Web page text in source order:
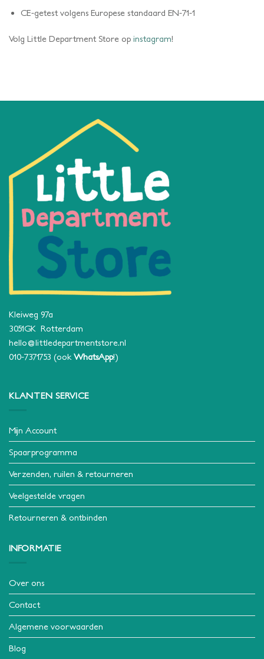
CE-getest volgens Europese standaard EN-71-1
Volg Little Department Store op instagram!
Kleiweg 97a
3051GK Rotterdam
hello@littledepartmentstore.nl
010-7371753 (ook WhatsApp!)
KLANTEN SERVICE
Mijn Account
Spaarprogramma
Verzenden, ruilen & retourneren
Veelgestelde vragen
Retourneren & ontbinden
INFORMATIE
Over ons
Contact
Algemene voorwaarden
Blog